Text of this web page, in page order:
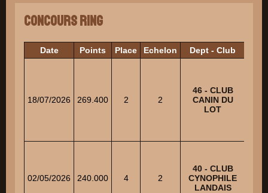
Concours Ring
Date Points Place Echelon Dept - Club
18/07/2026 269.400 2 2
46 - CLUB
CANIN DU
LOT
02/05/2026 240.000 4 2
40 - CLUB
CYNOPHILE
LANDAIS